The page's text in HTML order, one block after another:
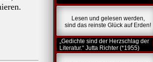
Lesen und gelesen werden,
sind das reinste Glück auf Erden!
„Gedichte sind der Herzschlag der
Literatur.“ Jutta Richter (*1955)